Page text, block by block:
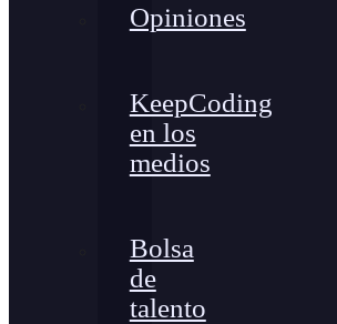
Opiniones
KeepCoding
en los
medios
Bolsa
de
talento